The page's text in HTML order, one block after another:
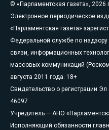
© «Парламентская газета», 2026
Электронное периодическое
«Парламентская газета»
Федеральной службе по
связи, информационных
массовых коммуникаций
августа 2011 года. 18+
Свидетельство о регистрации
46097
Учредитель — АНО
Исполняющий обязанности